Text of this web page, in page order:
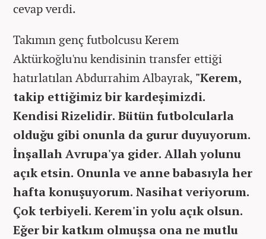
cevap verdi.
Takımın genç futbolcusu Kerem
Aktürkoğlu'nu kendisinin transfer ettiği
hatırlatılan Abdurrahim Albayrak, "Kerem,
takip ettiğimiz bir kardeşimizdi.
Kendisi Rizelidir. Bütün futbolcularla
olduğu gibi onunla da gurur duyuyorum.
İnşallah Avrupa'ya gider. Allah yolunu
açık etsin. Onunla ve anne babasıyla her
hafta konuşuyorum. Nasihat veriyorum.
Çok terbiyeli. Kerem'in yolu açık olsun.
Eğer bir katkım olmuşsa ona ne mutlu